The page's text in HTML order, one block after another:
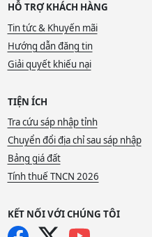
HỖ TRỢ KHÁCH HÀNG
Tin tức & Khuyến mãi
Hướng dẫn đăng tin
Giải quyết khiếu nại
TIỆN ÍCH
Tra cứu sáp nhập tỉnh
Chuyển đổi địa chỉ sau sáp nhập
Bảng giá đất
Tính thuế TNCN 2026
KẾT NỐI VỚI CHÚNG TÔI